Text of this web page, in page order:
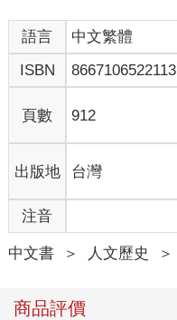
語言 中文繁體
ISBN
8667106522113
頁數 912
出版地 台灣
注音
中文書 ＞ 人文歷史 ＞
商品評價